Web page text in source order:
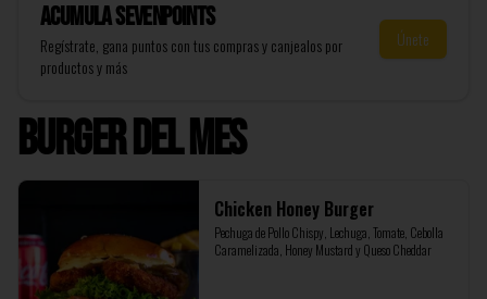
AcumulaSevenPoints
Regístrate, gana puntos con tus compras y canjealos por
productos y más
Únete
Burger del Mes
Chicken Honey Burger
Pechuga de Pollo Chispy, Lechuga, Tomate, Cebolla
Caramelizada, Honey Mustard y Queso Cheddar